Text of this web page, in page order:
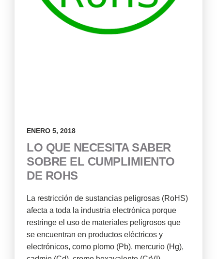
LO QUE NECESITA SABER
SOBRE EL CUMPLIMIENTO
DE ROHS
ENERO 5, 2018
La restricción de sustancias peligrosas (RoHS)
afecta a toda la industria electrónica porque
restringe el uso de materiales peligrosos que
se encuentran en productos eléctricos y
electrónicos, como plomo (Pb), mercurio (Hg),